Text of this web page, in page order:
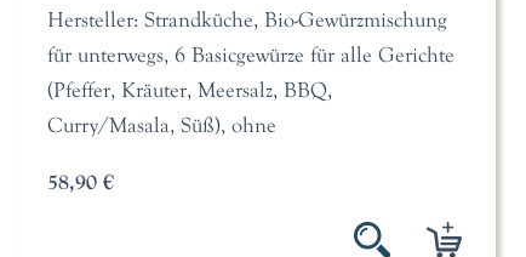
Hersteller: Strandküche, Bio-Gewürzmischung
für unterwegs, 6 Basicgewürze für alle Gerichte
(Pfeffer, Kräuter, Meersalz, BBQ,
Curry/Masala, Süß), ohne
58,90 €